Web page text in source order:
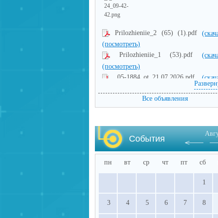
Prilozhieniie_2 (65) (1).pdf
(посмотреть)
Prilozhieniie_1 (53).pdf
(посмотреть)
05-1884_ot_21.07.2026.pdf
Все объявления
События
пн вт ср чт пт сб
1
3 4 5 6 7 8